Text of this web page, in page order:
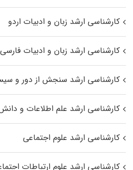
کارشناسی ارشد زبان و ادبیات اردو
کارشناسی ارشد زبان و ادبیات فارسی
کارشناسی ارشد سنجش از دور و
کارشناسی ارشد علم اطلاعات و
کارشناسی ارشد علوم اجتماعی
کارشناسی ارشد علوم ارتباطات